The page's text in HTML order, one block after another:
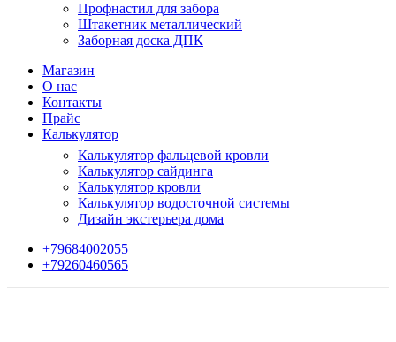
Профнастил для забора
Штакетник металлический
Заборная доска ДПК
Магазин
О нас
Контакты
Прайс
Калькулятор
Калькулятор фальцевой кровли
Калькулятор сайдинга
Калькулятор кровли
Калькулятор водосточной системы
Дизайн экстерьера дома
+79684002055
+79260460565